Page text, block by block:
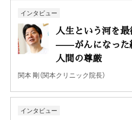
インタビュー
人生という河を
——がんになった
人間の尊厳
関本 剛（関本クリニック院長）
インタビュー